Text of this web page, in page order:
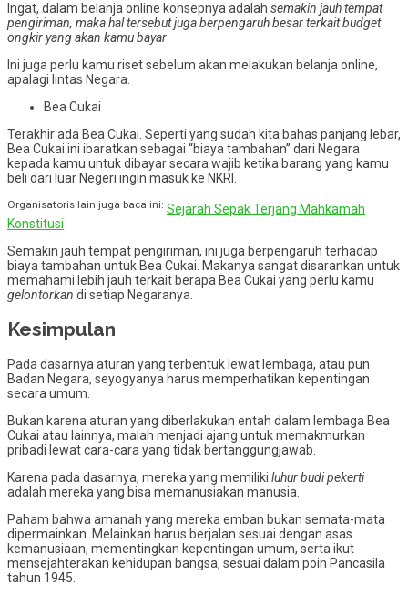
Ingat, dalam belanja online konsepnya adalah semakin jauh tempat
pengiriman, maka hal tersebut juga berpengaruh besar terkait budget
ongkir yang akan kamu bayar
Ini juga perlu kamu riset sebelum akan melakukan belanja online,
apalagi lintas Negara.
Bea Cukai
Terakhir ada Bea Cukai. Seperti yang sudah kita bahas panjang lebar,
Bea Cukai ini ibaratkan sebagai “biaya tambahan” dari Negara
kepada kamu untuk dibayar secara wajib ketika barang yang kamu
beli dari luar Negeri ingin masuk ke NKRI.
Organisatoris lain juga baca ini: Sejarah Sepak Terjang Mahkamah
Konstitusi
Semakin jauh tempat pengiriman, ini juga berpengaruh terhadap
biaya tambahan untuk Bea Cukai. Makanya sangat disarankan untuk
memahami lebih jauh terkait berapa Bea Cukai yang perlu kamu
gelontorkan di setiap Negaranya.
Kesimpulan
Pada dasarnya aturan yang terbentuk lewat lembaga, atau pun
Badan Negara, seyogyanya harus memperhatikan kepentingan
secara umum.
Bukan karena aturan yang diberlakukan entah dalam lembaga Bea
Cukai atau lainnya, malah menjadi ajang untuk memakmurkan
pribadi lewat cara-cara yang tidak bertanggungjawab.
Karena pada dasarnya, mereka yang memiliki luhur budi pekerti
adalah mereka yang bisa memanusiakan manusia.
Paham bahwa amanah yang mereka emban bukan semata-mata
dipermainkan. Melainkan harus berjalan sesuai dengan asas
kemanusiaan, mementingkan kepentingan umum, serta ikut
mensejahterakan kehidupan bangsa, sesuai dalam poin Pancasila
tahun 1945.